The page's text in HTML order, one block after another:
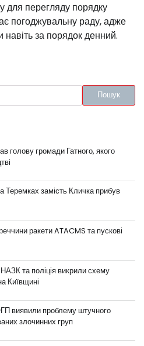
для перегляду порядку
погоджувальну раду, адже
за порядок денний.
Пошук
голову громади Гатного, якого
Теремках замість Кличка прибув
ракети ATACMS та пускові
та поліція викрили схему
Київщині
виявили проблему штучного
злочинних груп